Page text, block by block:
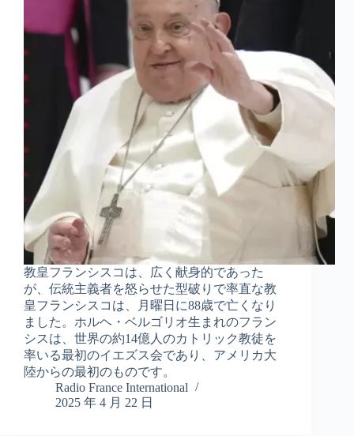
教皇フランシスコは、広く献身的であった
が、伝統主義者を怒らせた型破りで率直な教
皇フランシスコは、月曜日に88歳で亡くなり
ました。ホルヘ・ベルゴリオ生まれのフラン
シスは、世界の約14億人のカトリック教徒を
率いる最初のイエズス会であり、アメリカ大
陸からの最初のものです。
Radio France International
2025 年 4 月 22 日